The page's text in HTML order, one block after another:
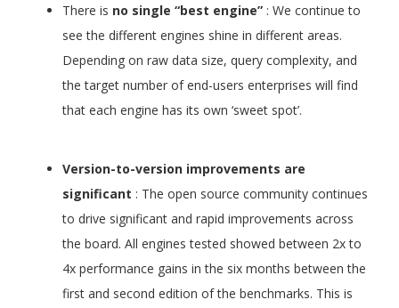
There is no single “best engine” : We continue to
see the different engines shine in different areas.
Depending on raw data size, query complexity, and
the target number of end-users enterprises will find
that each engine has its own ‘sweet spot’.
Version-to-version improvements are
significant : The open source community continues
to drive significant and rapid improvements across
the board. All engines tested showed between 2x to
4x performance gains in the six months between the
first and second edition of the benchmarks. This is